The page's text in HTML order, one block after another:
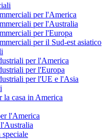
per l'America
per l'Australia
per l'Europa
per il Sud-est asiatico
per l'America
per l'Europa
per l'UE e l'Asia
casa in America
l'America